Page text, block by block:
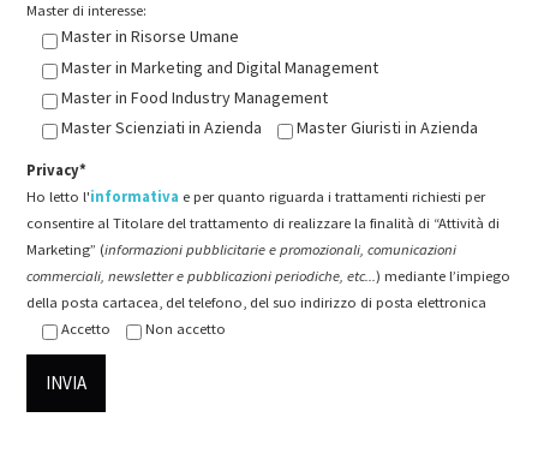
Master di interesse:
Master in Risorse Umane
Master in Marketing and Digital Management
Master in Food Industry Management
Master Scienziati in Azienda
Master Giuristi in Azienda
Privacy*
Ho letto l'informativa e per quanto riguarda i trattamenti richiesti per
consentire al Titolare del trattamento di realizzare la finalità di “Attività di
Marketing” (informazioni pubblicitarie e promozionali, comunicazioni
commerciali, newsletter e pubblicazioni periodiche, etc...) mediante l’impiego
della posta cartacea, del telefono, del suo indirizzo di posta elettronica
Accetto
Non accetto